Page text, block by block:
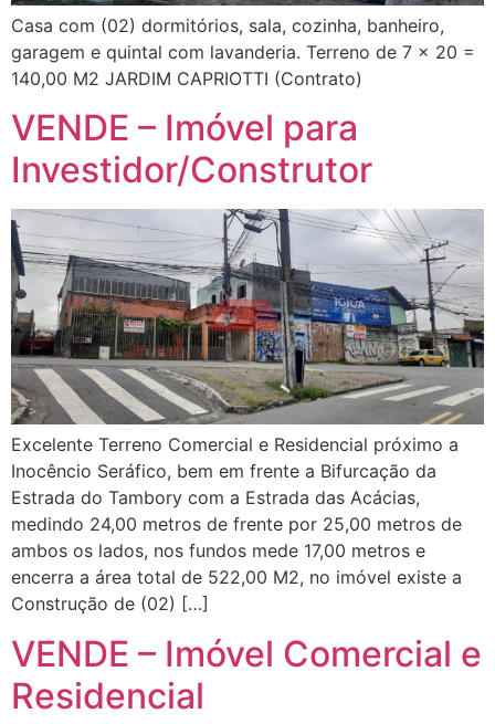
Casa com (02) dormitórios, sala, cozinha, banheiro,
garagem e quintal com lavanderia. Terreno de 7 x 20 =
140,00 M2 JARDIM CAPRIOTTI (Contrato)
VENDE – Imóvel para
Investidor/Construtor
Excelente Terreno Comercial e Residencial próximo a
Inocêncio Seráfico, bem em frente a Bifurcação da
Estrada do Tambory com a Estrada das Acácias,
medindo 24,00 metros de frente por 25,00 metros de
ambos os lados, nos fundos mede 17,00 metros e
encerra a área total de 522,00 M2, no imóvel existe a
Construção de (02) […]
VENDE – Imóvel Comercial e
Residencial